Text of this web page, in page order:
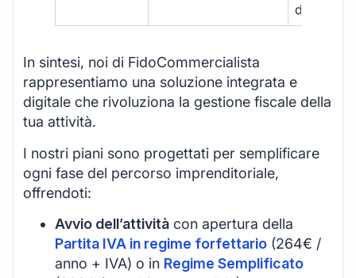
d’ufficio.
In sintesi, noi di FidoCommercialista
rappresentiamo una soluzione integrata e
digitale che rivoluziona la gestione fiscale della
tua attività.
I nostri piani sono progettati per semplificare
ogni fase del percorso imprenditoriale,
offrendoti:
Avvio dell’attività con apertura della
Partita IVA in regime forfettario (264€ /
anno + IVA) o in Regime Semplificato